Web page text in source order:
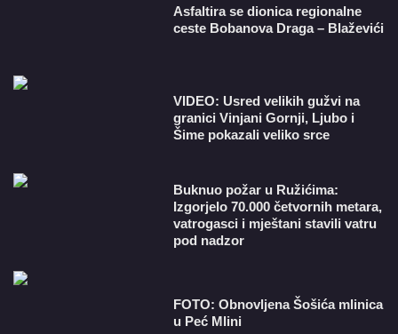
Asfaltira se dionica regionalne
ceste Bobanova Draga – Blaževići
VIDEO: Usred velikih gužvi na
granici Vinjani Gornji, Ljubo i
Šime pokazali veliko srce
Buknuo požar u Ružićima:
Izgorjelo 70.000 četvornih metara,
vatrogasci i mještani stavili vatru
pod nadzor
FOTO: Obnovljena Šošića mlinica
u Peć Mlini